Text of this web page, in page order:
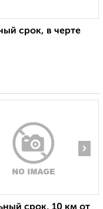
срок, в черте
›